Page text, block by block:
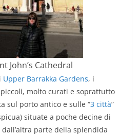
John’s Cathedral
Upper Barrakka Gardens, i
molto curati e soprattutto
sul porto antico e sulle “3 città”
situate a poche decine di
parte della splendida